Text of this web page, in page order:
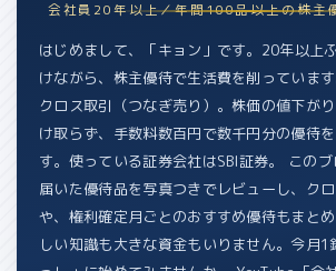
会社員20年以上／年間100品以上の株主
はじめまして、「キョン」です。20年以上
けながら、株主優待で生活費を削っていま
クロス取引（つなぎ売り）。株価の値下が
け取らず、手数料数百円で数千円分の優待
す。使っている証券会社はSBI証券。 この
届いた優待品を写真つきでレビューし、ク
や、権利確定月ごとのおすすめ優待もまと
しい知識も大きな資金もいりません。今月1